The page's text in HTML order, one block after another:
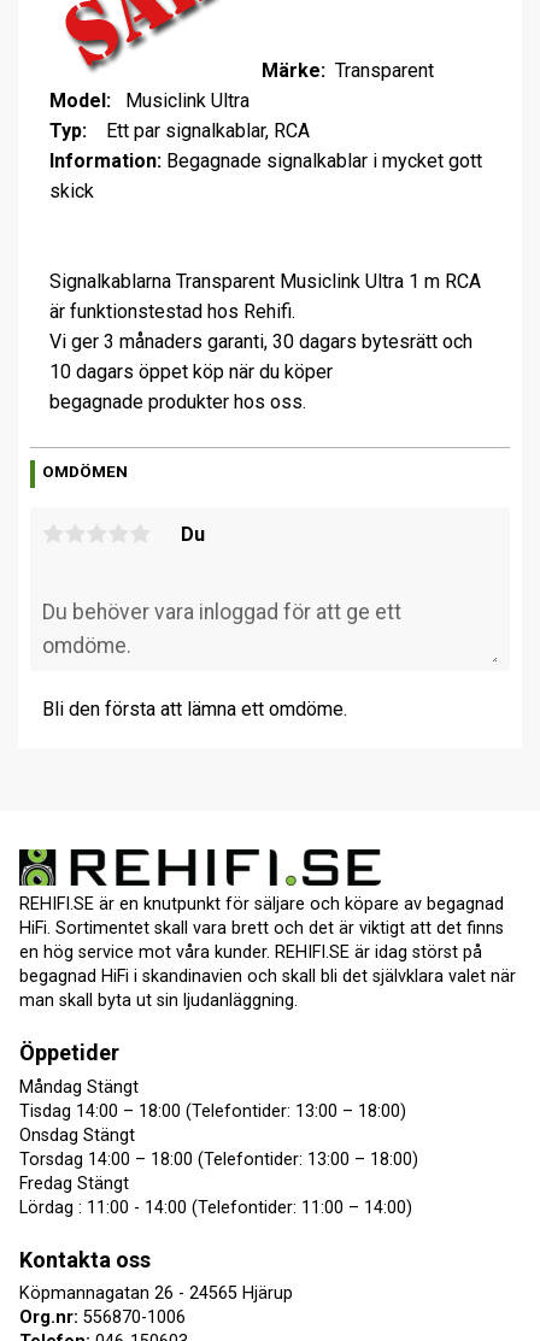
Märke: Transparent
Model:
Musiclink Ultra
Typ: Ett par signalkablar, RCA
Information: Begagnade signalkablar i mycket gott
skick
Signalkablarna Transparent Musiclink Ultra 1 m RCA
är funktionstestad hos Rehifi.
Vi ger 3 månaders garanti, 30 dagars bytesrätt och
10 dagars öppet köp när du köper
begagnade produkter hos oss.
OMDÖMEN
Du
Bli den första att lämna ett omdöme.
REHIFI.SE är en knutpunkt för säljare och köpare av begagnad
HiFi. Sortimentet skall vara brett och det är viktigt att det finns
en hög service mot våra kunder. REHIFI.SE är idag störst på
begagnad HiFi i skandinavien och skall bli det självklara valet när
man skall byta ut sin ljudanläggning.
Öppetider
Måndag Stängt
Tisdag 14:00 – 18:00 (Telefontider: 13:00 – 18:00)
Onsdag Stängt
Torsdag 14:00 – 18:00 (Telefontider: 13:00 – 18:00)
Fredag Stängt
Lördag : 11:00 - 14:00 (Telefontider: 11:00 – 14:00)
Kontakta oss
Köpmannagatan 26 - 24565 Hjärup
Org.nr: 556870-1006